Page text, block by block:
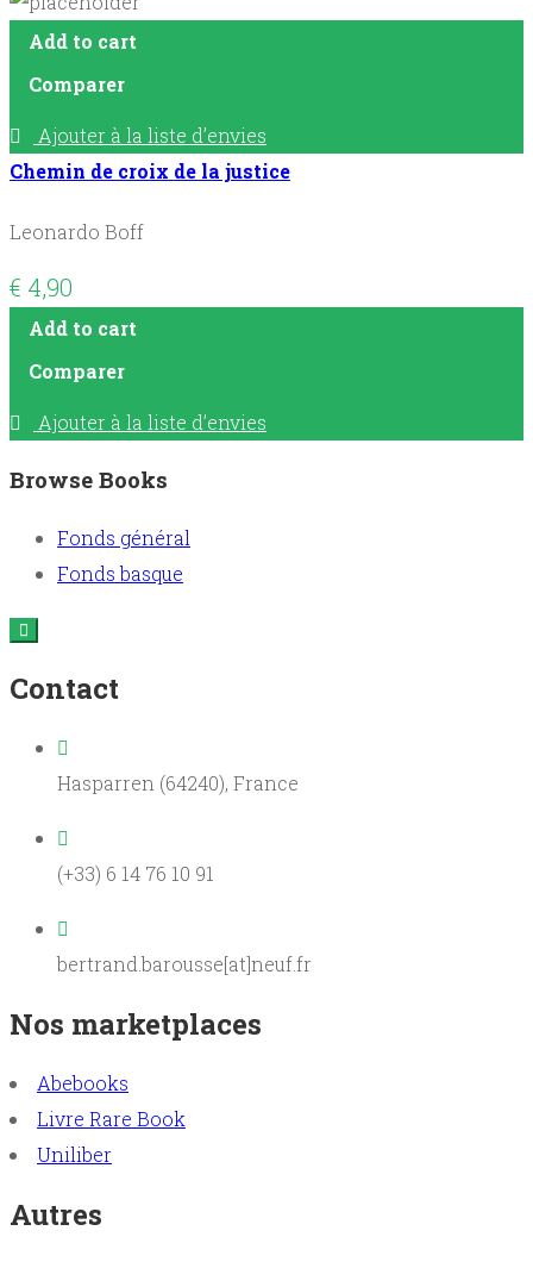
Add to cart
Comparer
Ajouter à la liste d’envies
Chemin de croix de la justice
Leonardo Boff
€ 4,90
Add to cart
Comparer
Ajouter à la liste d’envies
Browse Books
Fonds général
Fonds basque
Contact
Hasparren (64240), France
(+33) 6 14 76 10 91
bertrand.barousse[at]neuf.fr
Nos marketplaces
Abebooks
Livre Rare Book
Uniliber
Autres